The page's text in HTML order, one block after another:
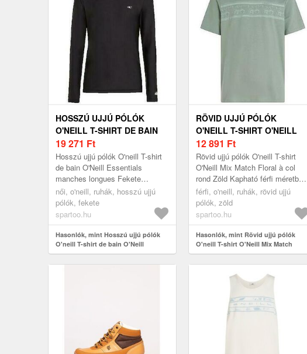
HOSSZÚ UJJÚ PÓLÓK
O'NEILL T-SHIRT DE BAIN
O'NEILL ESSENTIALS
MANCHES LONGUES
19 271 Ft
Hosszú ujjú pólók O'neill T-shirt
de bain O'Neill Essentials
manches longues Fekete
Kapható női méretben. EU S, EU
L, EU XL Női > Ruhák > Hosszú
uj...
női, o'neill, ruhák, hosszú ujjú
pólók, fekete
spartoo.hu
Hasonlók, mint Hosszú ujjú pólók
O'neill T-shirt de bain O'Neill
Essentials manches longues
RÖVID UJJÚ PÓLÓK
O'NEILL T-SHIRT O'NEILL
MIX MATCH FLORAL À COL
ROND
12 891 Ft
Rövid ujjú pólók O'neill T-shirt
O'Neill Mix Match Floral à col
rond Zöld Kapható férfi méretben.
EU M, EU L Férfi > Ruhák >
Rövid ujjú pólók
férfi, o'neill, ruhák, rövid ujjú
pólók, zöld
spartoo.hu
Hasonlók, mint Rövid ujjú pólók
O'neill T-shirt O'Neill Mix Match
Floral à col rond